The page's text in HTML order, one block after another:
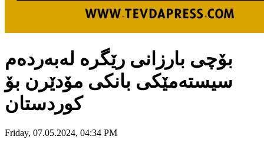
بۆچی بارزانی رێگرە لەبەردەم
سیستەمێكی بانكی مۆدێرن بۆ
كوردستان
Friday, 07.05.2024, 04:34 PM